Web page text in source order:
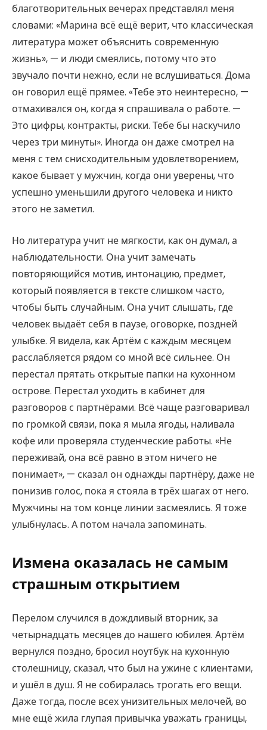
благотворительных вечерах представлял меня
словами: «Марина всё ещё верит, что классическая
литература может объяснить современную
жизнь», — и люди смеялись, потому что это
звучало почти нежно, если не вслушиваться. Дома
он говорил ещё прямее. «Тебе это неинтересно, —
отмахивался он, когда я спрашивала о работе. —
Это цифры, контракты, риски. Тебе бы наскучило
через три минуты». Иногда он даже смотрел на
меня с тем снисходительным удовлетворением,
какое бывает у мужчин, когда они уверены, что
успешно уменьшили другого человека и никто
этого не заметил.
Но литература учит не мягкости, как он думал, а
наблюдательности. Она учит замечать
повторяющийся мотив, интонацию, предмет,
который появляется в тексте слишком часто,
чтобы быть случайным. Она учит слышать, где
человек выдаёт себя в паузе, оговорке, поздней
улыбке. Я видела, как Артём с каждым месяцем
расслабляется рядом со мной всё сильнее. Он
перестал прятать открытые папки на кухонном
острове. Перестал уходить в кабинет для
разговоров с партнёрами. Всё чаще разговаривал
по громкой связи, пока я мыла ягоды, наливала
кофе или проверяла студенческие работы. «Не
переживай, она всё равно в этом ничего не
понимает», — сказал он однажды партнёру, даже не
понизив голос, пока я стояла в трёх шагах от него.
Мужчины на том конце линии засмеялись. Я тоже
улыбнулась. А потом начала запоминать.
Измена оказалась не самым
страшным открытием
Перелом случился в дождливый вторник, за
четырнадцать месяцев до нашего юбилея. Артём
вернулся поздно, бросил ноутбук на кухонную
столешницу, сказал, что был на ужине с клиентами,
и ушёл в душ. Я не собиралась трогать его вещи.
Даже тогда, после всех унизительных мелочей, во
мне ещё жила глупая привычка уважать границы,